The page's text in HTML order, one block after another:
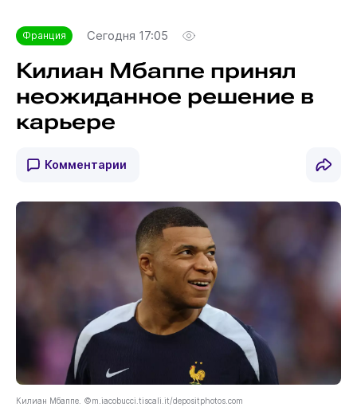
Франция Сегодня 17:05
Килиан Мбаппе принял
неожиданное решение в
карьере
Комментарии
Килиан Мбаппе. ©m.iacobucci.tiscali.it/depositphotos.com